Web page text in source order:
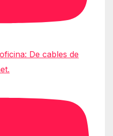
De cables de